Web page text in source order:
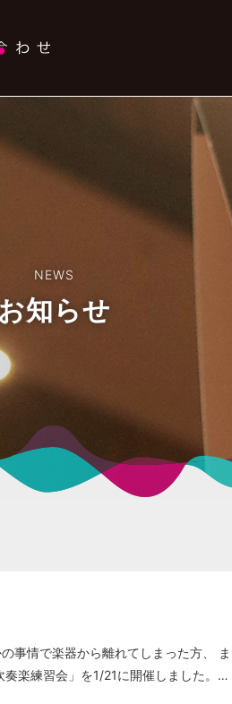
NEWS
お知らせ
事情で楽器から離れてしまった方、
楽練習会」を1/21に開催しました。…